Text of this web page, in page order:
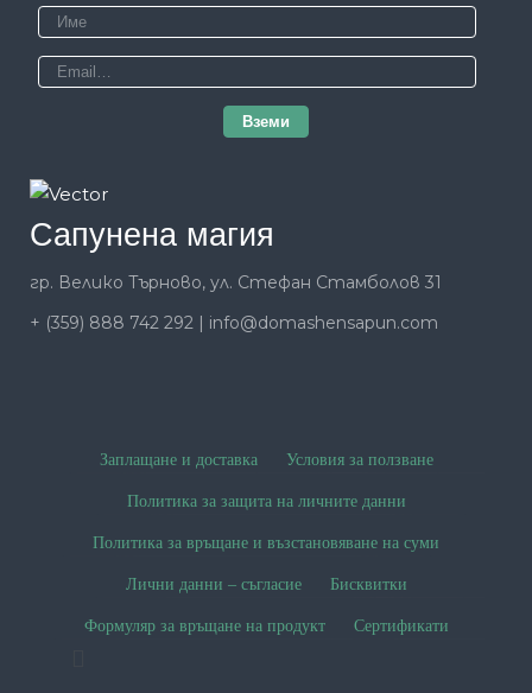
Сапунена магия
гр. Велико Търново, ул. Стефан Стамболов 31
+ (359) 888 742 292 | info@domashensapun.com
Заплащане и доставка Условия за ползване
Политика за защита на личните данни
Политика за връщане и възстановяване на суми
Лични данни – съгласие Бисквитки
Формуляр за връщане на продукт Сертификати